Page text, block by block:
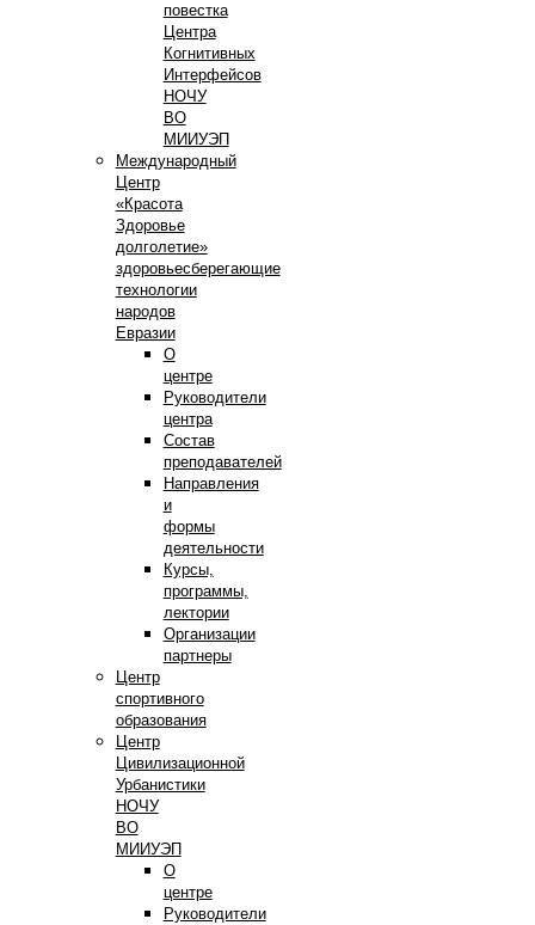
повестка
Центра
Когнитивных
Интерфейсов
НОЧУ
ВО
МИИУЭП
Международный
Центр
«Красота
Здоровье
долголетие»
здоровьесберегающие
технологии
народов
Евразии
О
центре
Руководители
центра
Состав
преподавателей
Направления
и
формы
деятельности
Курсы,
программы,
лектории
Организации
партнеры
Центр
спортивного
образования
Центр
Цивилизационной
Урбанистики
НОЧУ
ВО
МИИУЭП
О
центре
Руководители